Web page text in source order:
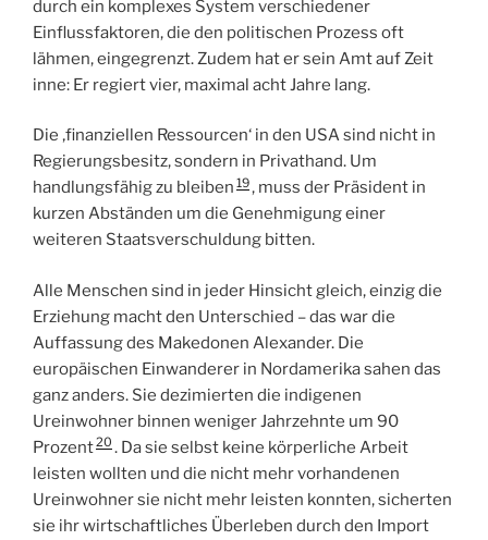
durch ein komplexes System verschiedener
Einflussfaktoren, die den politischen Prozess oft
lähmen, eingegrenzt. Zudem hat er sein Amt auf Zeit
inne: Er regiert vier, maximal acht Jahre lang.
Die ‚finanziellen Ressourcen‘ in den USA sind nicht in
Regierungsbesitz, sondern in Privathand. Um
handlungsfähig zu bleiben 19, muss der Präsident in
kurzen Abständen um die Genehmigung einer
weiteren Staatsverschuldung bitten.
Alle Menschen sind in jeder Hinsicht gleich, einzig die
Erziehung macht den Unterschied – das war die
Auffassung des Makedonen Alexander. Die
europäischen Einwanderer in Nordamerika sahen das
ganz anders. Sie dezimierten die indigenen
Ureinwohner binnen weniger Jahrzehnte um 90
Prozent20 . Da sie selbst keine körperliche Arbeit
leisten wollten und die nicht mehr vorhandenen
Ureinwohner sie nicht mehr leisten konnten, sicherten
sie ihr wirtschaftliches Überleben durch den Import